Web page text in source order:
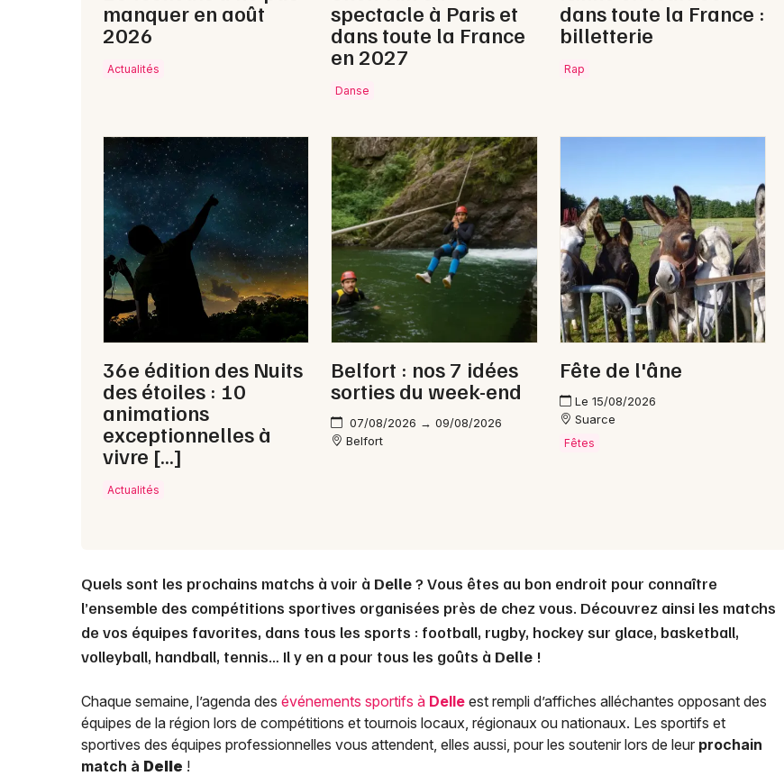
Artistes en tournée
Actus à Delle
Magazine à Delle
90 - Territoire de Belfort
Choisir mes départements
manquer en août
2026
Actualités
spectacle à Paris et
dans toute la France
en 2027
Danse
dans toute la France :
billetterie
Rap
36e édition des Nuits
des étoiles : 10
animations
exceptionnelles à
vivre […]
Actualités
Belfort : nos 7 idées
sorties du week-end
07/08/2026 → 09/08/2026
Belfort
Fête de l'âne
Le 15/08/2026
Suarce
Fêtes
Quels sont les prochains matchs à voir à Delle? Vous êtes au bon endroit pour connaître
l’ensemble des compétitions sportives organisées près de chez vous. Découvrez ainsi les matchs
de vos équipes favorites, dans tous les sports : football, rugby, hockey sur glace, basketball,
volleyball, handball, tennis… Il y en a pour tous les goûts à Delle !
Chaque semaine, l’agenda des événements sportifs à Delle est rempli d’affiches alléchantes opposant des
équipes de la région lors de compétitions et tournois locaux, régionaux ou nationaux. Les sportifs et
sportives des équipes professionnelles vous attendent, elles aussi, pour les soutenir lors de leur prochain
match à Delle !